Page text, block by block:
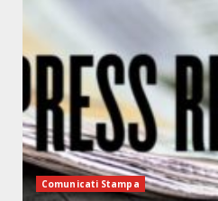
Comunicati Stampa